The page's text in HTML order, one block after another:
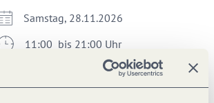
Samstag, 28.11.2026
11:00 bis 21:00 Uhr
Im Kalender speichern